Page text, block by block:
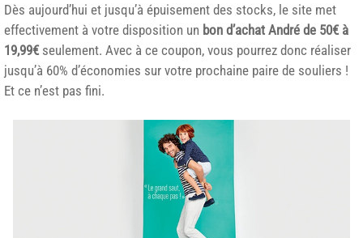
Dès aujourd’hui et jusqu’à épuisement des stocks, le site met
effectivement à votre disposition un bon d’achat André de 50€ à
19,99€ seulement. Avec à ce coupon, vous pourrez donc réaliser
jusqu’à 60% d’économies sur votre prochaine paire de souliers !
Et ce n’est pas fini.